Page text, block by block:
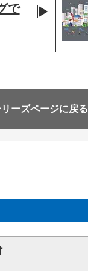
で
ーズページに戻る